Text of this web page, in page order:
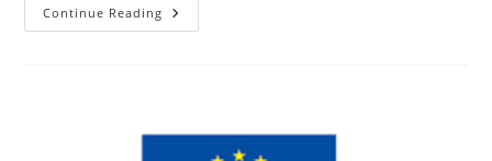
Continue Reading REZULTATE
–